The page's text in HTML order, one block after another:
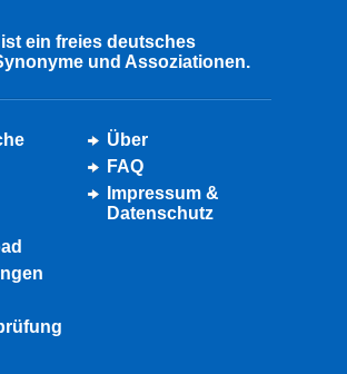
ein freies deutsches
und Assoziationen.
Über
FAQ
Impressum &
Datenschutz